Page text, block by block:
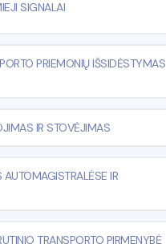
SIGNALAI
PRIEMONIŲ IŠSIDĖSTYMAS
IR STOVĖJIMAS
AUTOMAGISTRALĖSE IR
TRANSPORTO PIRMENYBĖ